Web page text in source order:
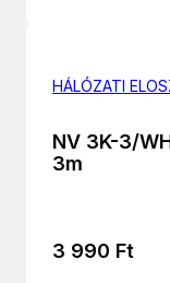
HÁLÓZATI
NV 3K-3/
3m
3 990 Ft